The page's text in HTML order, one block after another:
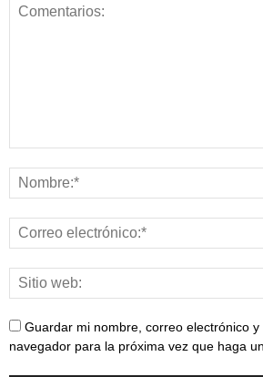
Guardar mi nombre, correo electrónico
navegador para la próxima vez que haga